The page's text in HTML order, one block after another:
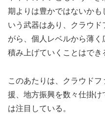
期よりは豊かではないかも
いう武器はあり、クラウ
がら、個人レベルから薄
積み上げていくことはでき
このあたりは、クラウド
援、地方振興を数々仕掛
は注目している。